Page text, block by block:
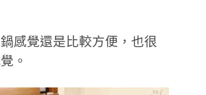
感覺還是比較方便，也很
。